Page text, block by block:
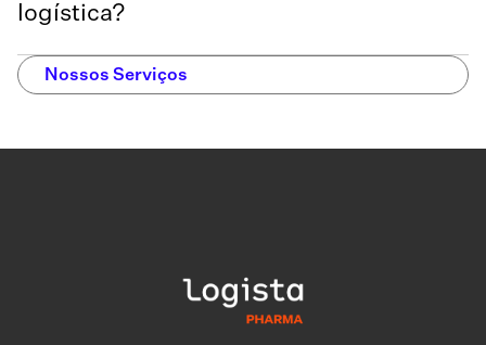
logística?
Nossos Serviços